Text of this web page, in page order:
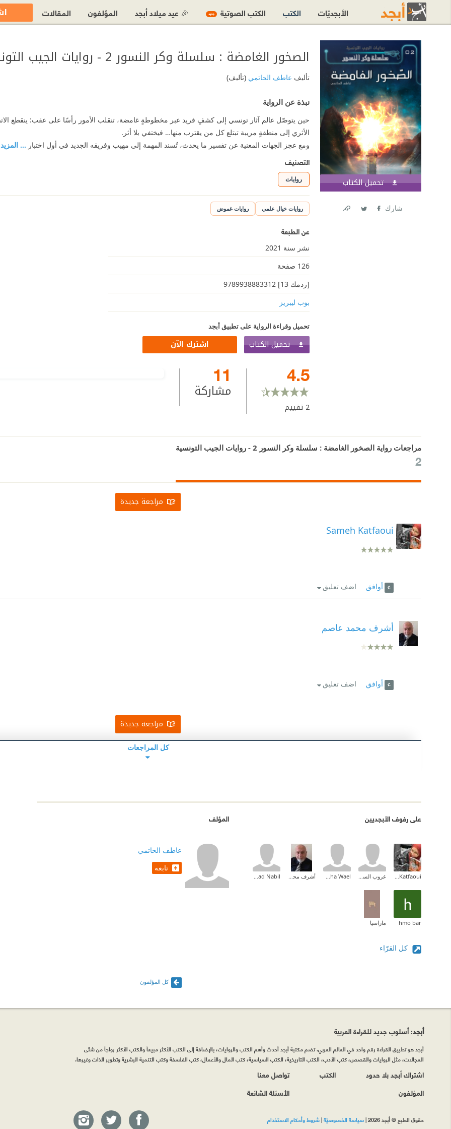
تحميل الكتاب اشترك الآن
شارك
الصخور الغامضة : سلسلة وكر النسور 2 - روايات الجيب التونسية
تأليف عاطف الحاتمي(تأليف)
نبذة عن الرواية
حين يتوصّل عالم آثار تونسي إلى كشفٍ فريد عبر مخطوطةٍ غامضة، تنقلب الأمور رأسًا على عقب: ينقطع
الأثري إلى منطقةٍ مريبة تبتلع كل من يقترب منها… فيختفي بلا أثر.
ومع عجز الجهات المعنية عن تفسير ما يحدث، تُسند المهمة إلى مهيب وفريقه الجديد في أول اختبار ... المزيد
التصنيف
روايات
روايات خيال علمي روايات غموض
عن الطبعة
نشر سنة 2021
126 صفحة
[ردمك 13] 9789938883312
بوب ليبريز
تحميل وقراءة الرواية على تطبيق أبجد
تحميل الكتاب اشترك الآن
4.5
2 تقييم
11
مشاركة
مراجعات رواية الصخور الغامضة : سلسلة وكر النسور 2 - روايات الجيب التونسية
2
مراجعة جديدة
Sameh Katfaoui
أوافق اضف تعليق
أشرف محمد عاصم
أوافق اضف تعليق
مراجعة جديدة
كل المراجعات
على رفوف الأبجديين
Sameh Katfaoui غروب السوالقة Maha Wael أشرف محمد عاصم Sanad Nabil
hmo bar ماراسيا
كل القرّاء
المؤلف
عاطف الحاتمي
تابعه
كل المؤلفون
الأبجديّات الكتب الكتب الصوتية جديد 🎉 عيد ميلاد أبجد المؤلفون المقالات
أبجد: أسلوب جديد للقراءة العربية
أبجد هو تطبيق القراءة رقم واحد في العالم العربي. تضم مكتبة أبجد أحدث وأهم الكتب والروايات، بالإضافة إلى الكتب الأكثر مبيعاً والكتب الأكثر رواجاً من شتّى
المجالات، مثل الروايات والقصص، كتب الأدب، الكتب التاريخية، الكتب السياسية، كتب المال والأعمال، كتب الفلسفة وكتب التنمية البشرية وتطوير الذات وغيرها.
اشتراك أبجد بلا حدود
المؤلفون
الكتب
تواصل معنا
الأسئلة الشائعة
حقوق الطبع © أبجد 2026 |سياسة الخصوصيّة|شروط وأحكام الاستخدام